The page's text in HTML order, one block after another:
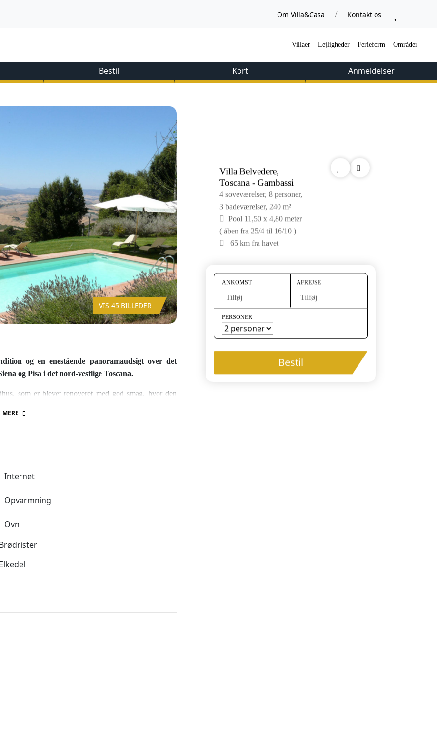
Om Villa&Casa / Kontakt os
Villaer Lejligheder Ferieform Områder
Bestil Kort Anmeldelser
VIS 45 BILLEDER
og en enestående panoramaudsigt over det
og Pisa i det nord-vestlige Toscana.
som er blevet renoveret med god smag, hvor den
og den gamle pejs. Huset er elegant indrettet
råder over en stor have med gode udeområder, en
ikke tilfældigt valgt, da huset ligger med en storslået
ligger i rolige og fredelige omgivelser og adgang til
en 800 hektar landejendom, Fattoria La Striscia, som
ligger flere gode restauranter og vingårde, hvor man
barer) ligger kun 9 km fra huset og Toscanas store
(61 km) ligger lige omkring en times kørsel fra Villa
kaffemaskine, kedel, juiceprsser og brødrister. Et
MERE
Internet
Opvarmning
Ovn
Brødrister
Elkedel
Villa Belvedere,
Toscana - Gambassi
4 soveværelser, 8 personer,
3 badeværelser, 240 m²
Pool 11,50 x 4,80 meter
( åben fra 25/4 til 16/10 )
65 km fra havet
ANKOMST
Tilføj
AFREJSE
Tilføj
PERSONER
Bestil